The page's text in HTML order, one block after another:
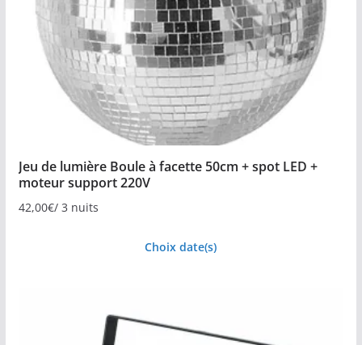
Jeu de lumière Boule à facette 50cm + spot LED +
moteur support 220V
42,00€/ 3 nuits
Choix date(s)